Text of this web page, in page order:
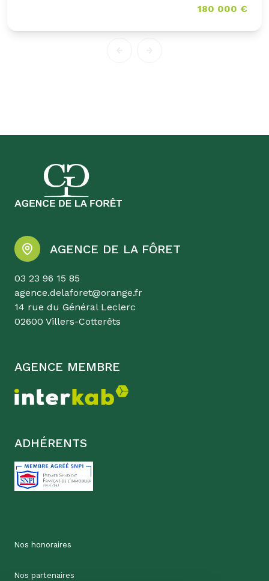
180 000 €
AGENCE DE LA FÔRET
03 23 96 15 85
agence.delaforet@orange.fr
14 rue du Général Leclerc
02600 Villers-Cotterêts
AGENCE MEMBRE
ADHÉRENTS
Nos honoraires
Nos partenaires